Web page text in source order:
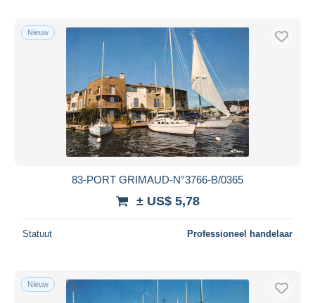
Nieuw
83-PORT GRIMAUD-N°3766-B/0365
± US$ 5,78
Statuut Professioneel handelaar
Nieuw